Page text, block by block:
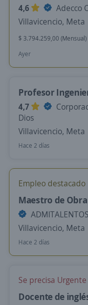
4,6
Adecco
Villavicencio, Meta
$ 3.794.259,00 (Mensual)
Ayer
Profesor
4,7
Dios
Villavicencio, Meta
Hace 2 días
Empleo destacado
Maestro de
Villavicencio, Meta
Hace 2 días
Se precisa Urgente
Docente de